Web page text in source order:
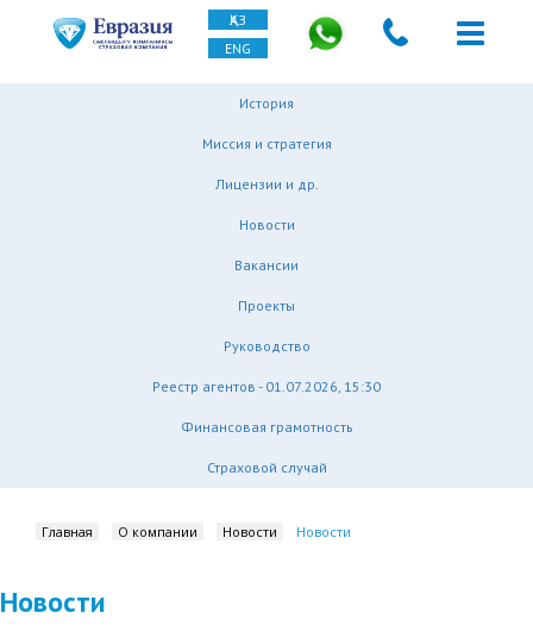
ҚАЗ
ENG
История
Миссия и стратегия
Лицензии и др.
Новости
Вакансии
Проекты
Руководство
Реестр агентов - 01.07.2026, 15:30
Финансовая грамотность
Страховой случай
Главная О компании Новости Новости
Новости